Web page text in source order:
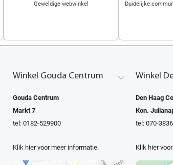
Geweldige webwinkel Duidelijke
Winkel Gouda Centrum
Gouda Centrum
Markt 7
tel: 0182-529900
Klik hier voor meer informatie.
Winkel
Den Haag
Kon.
tel: 070-
Klik hier